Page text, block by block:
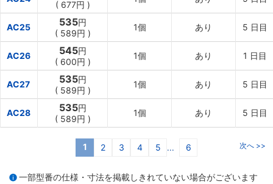
( 677円 )
AC25 535円
( 589円 )
1個 あり 5 日目
AC26 545円
( 600円 )
1個 あり 1 日目
AC27 535円
( 589円 )
1個 あり 5 日目
AC28 535円
( 589円 )
1個 あり 5 日目
1 2 3 4 5 ... 6 次へ >>
一部型番の仕様・寸法を掲載しきれていない場合がございます